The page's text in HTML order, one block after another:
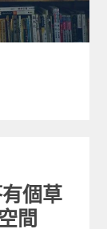
個草
間